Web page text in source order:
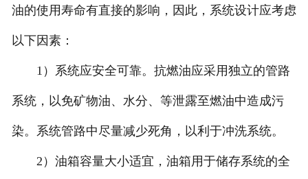
油的使用寿命有直接的影响，因此，系统设计应考虑
以下因素：
1）系统应安全可靠。抗燃油应采用独立的管路
系统，以免矿物油、水分、等泄露至燃油中造成污
染。系统管路中尽量减少死角，以利于冲洗系统。
2）油箱容量大小适宜，油箱用于储存系统的全